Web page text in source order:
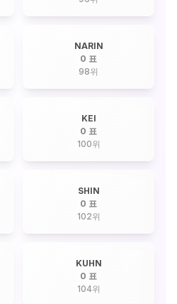
NARIN
0 표
98위
KEI
0 표
100위
SHIN
0 표
102위
KUHN
0 표
104위